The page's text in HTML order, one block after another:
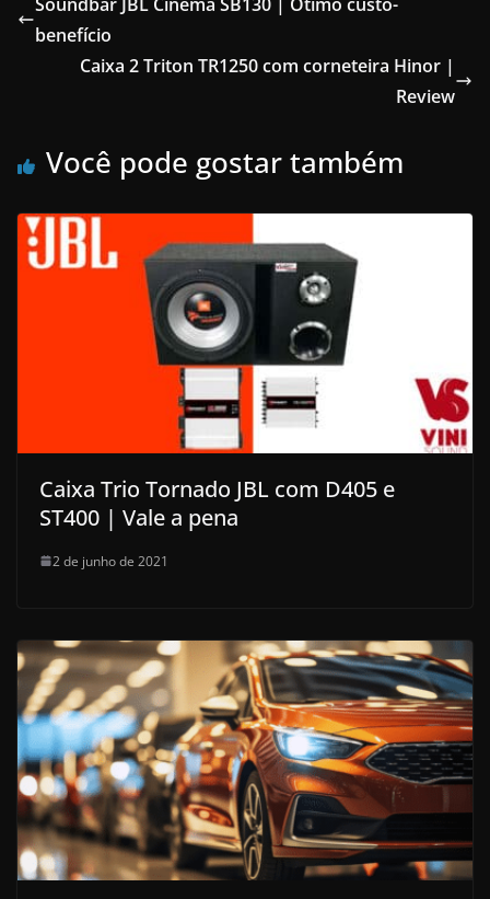
benefício
Caixa 2 Triton TR1250 com corneteira Hinor |
Review
Você pode gostar também
Caixa Trio Tornado JBL com D405 e
ST400 | Vale a pena
2 de junho de 2021